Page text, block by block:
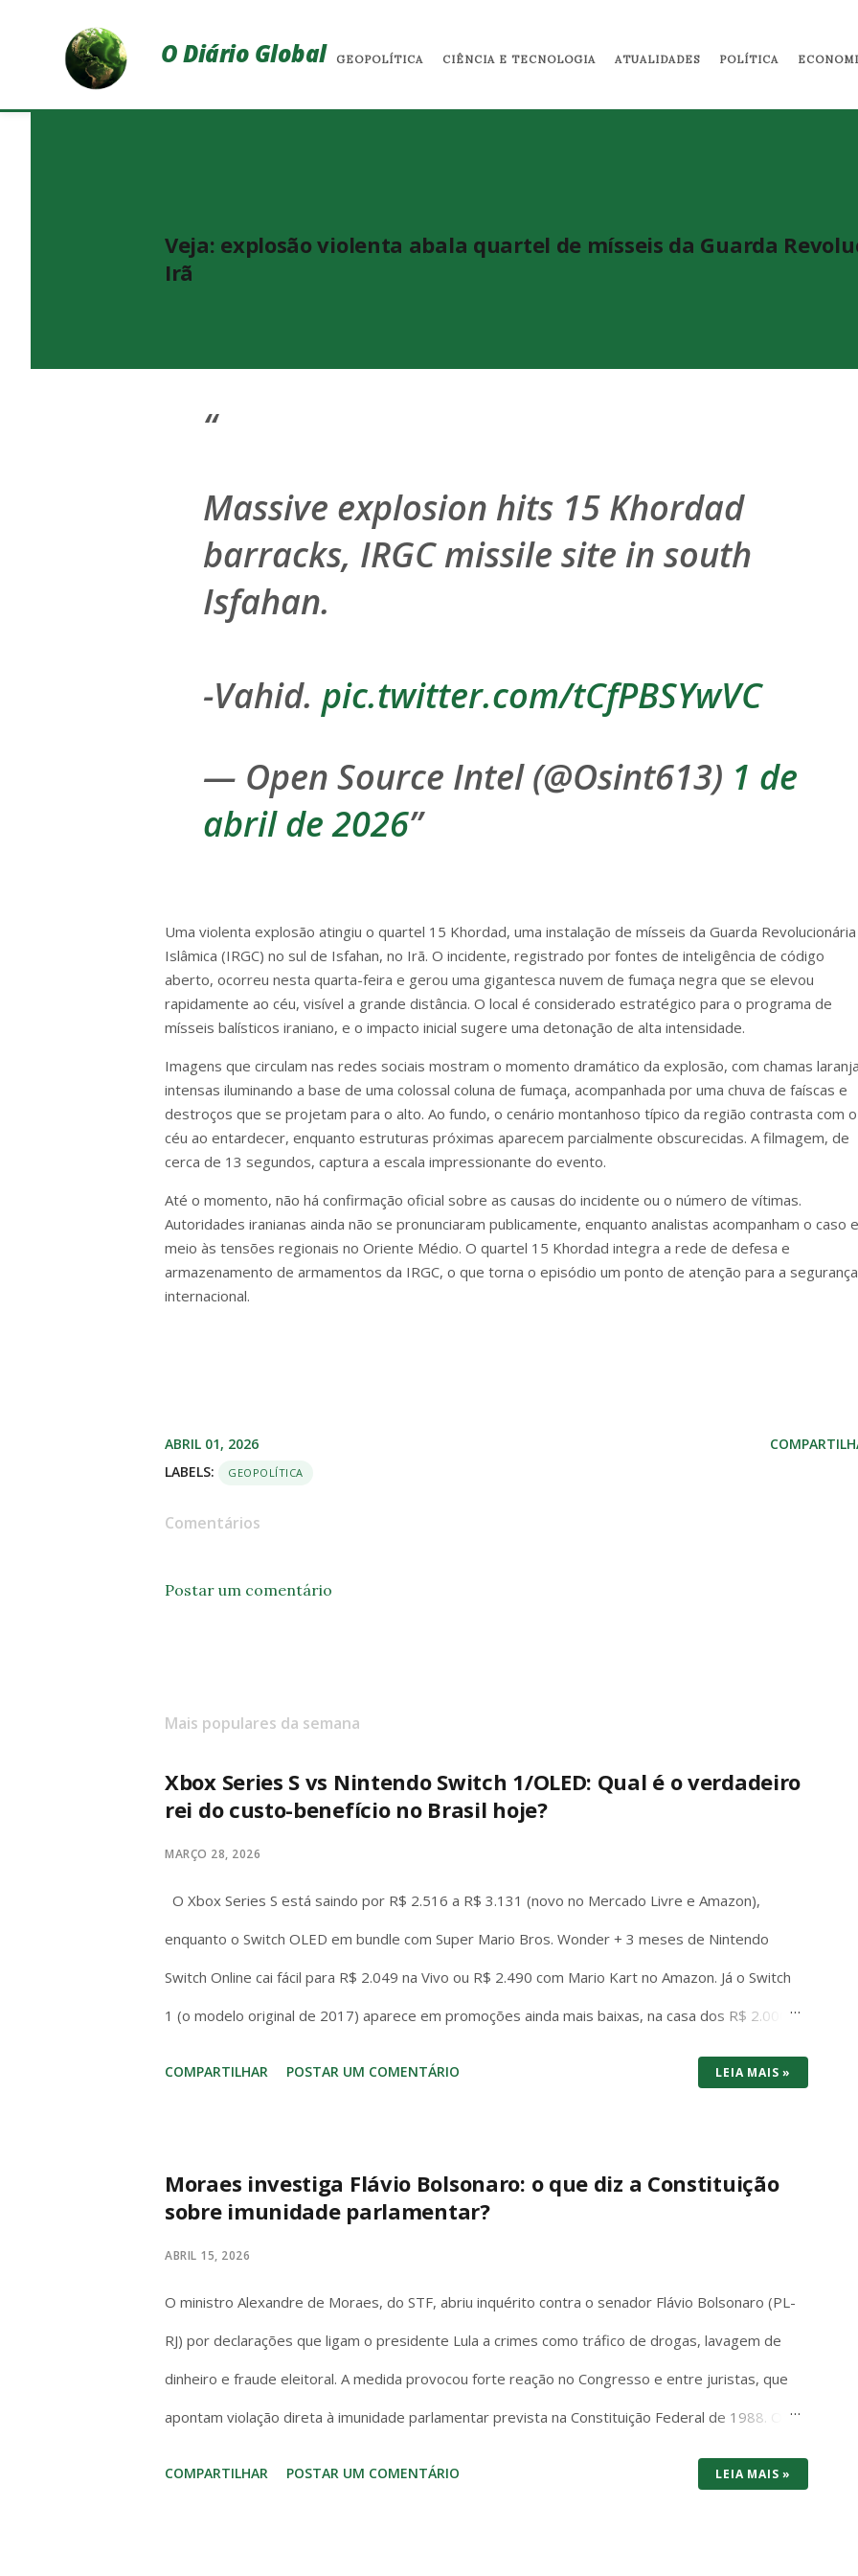
O Diário Global GEOPOLÍTICA CIÊNCIA E TECNOLOGIA ATUALIDADES POLÍTICA
Veja: explosão violenta abala quartel de mísseis da Guarda
Irã
Massive explosion hits 15 Khordad
barracks, IRGC missile site in south
Isfahan.
-Vahid. pic.twitter.com/tCfPBSYwVC
— Open Source Intel (@Osint613) 1 de
abril de 2026
Uma violenta explosão atingiu o quartel 15 Khordad, uma instalação de mísseis da Guarda Revolucionária
Islâmica (IRGC) no sul de Isfahan, no Irã. O incidente, registrado por fontes de inteligência de código
aberto, ocorreu nesta quarta-feira e gerou uma gigantesca nuvem de fumaça negra que se elevou
rapidamente ao céu, visível a grande distância. O local é considerado estratégico para o programa de
mísseis balísticos iraniano, e o impacto inicial sugere uma detonação de alta intensidade.
Imagens que circulam nas redes sociais mostram o momento dramático da explosão, com chamas
intensas iluminando a base de uma colossal coluna de fumaça, acompanhada por uma chuva de faíscas e
destroços que se projetam para o alto. Ao fundo, o cenário montanhoso típico da região contrasta com o
céu ao entardecer, enquanto estruturas próximas aparecem parcialmente obscurecidas. A filmagem, de
cerca de 13 segundos, captura a escala impressionante do evento.
Até o momento, não há confirmação oficial sobre as causas do incidente ou o número de vítimas.
Autoridades iranianas ainda não se pronunciaram publicamente, enquanto analistas acompanham o caso
meio às tensões regionais no Oriente Médio. O quartel 15 Khordad integra a rede de defesa e
armazenamento de armamentos da IRGC, o que torna o episódio um ponto de atenção para a segurança
internacional.
ABRIL 01, 2026
LABELS:
GEOPOLÍTICA
Comentários
Postar um comentário
Mais populares da semana
Xbox Series S vs Nintendo Switch 1/OLED: Qual é o verdadeiro
rei do custo-benefício no Brasil hoje?
MARÇO 28, 2026
O Xbox Series S está saindo por R$ 2.516 a R$ 3.131 (novo no Mercado Livre e Amazon),
enquanto o Switch OLED em bundle com Super Mario Bros. Wonder + 3 meses de Nintendo
Switch Online cai fácil para R$ 2.049 na Vivo ou R$ 2.490 com Mario Kart no Amazon. Já o Switch
1 (o modelo original de 2017) aparece em promoções ainda mais baixas, na casa dos R$ 2.000
com jogo incluso. No bolso brasileiro, os dois consoles brigam cabeça a cabeça no preço de
entrada – mas o Switch (1 ou OLED) costuma vencer por entregar bundle pronto pra jogar na
dock/720p handheld e o OLED melhora a tela com cores vibrantes e pretos profundos – mas
COMPARTILHAR POSTAR UM COMENTÁRIO LEIA MAIS »
Moraes investiga Flávio Bolsonaro: o que diz a Constituição
sobre imunidade parlamentar?
ABRIL 15, 2026
O ministro Alexandre de Moraes, do STF, abriu inquérito contra o senador Flávio Bolsonaro (PL-
RJ) por declarações que ligam o presidente Lula a crimes como tráfico de drogas, lavagem de
dinheiro e fraude eleitoral. A medida provocou forte reação no Congresso e entre juristas, que
apontam violação direta à imunidade parlamentar prevista na Constituição Federal de 1988. O
Artigo 53 da Constituição é claro e sem ambiguidades: “Os Deputados e Senadores são
invioláveis, civil e penalmente, por quaisquer de suas opiniões, palavras e votos”. A palavra
COMPARTILHAR POSTAR UM COMENTÁRIO LEIA MAIS »